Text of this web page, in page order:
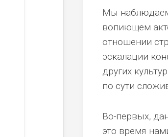
Мы наблюдаем
вопиющем
отношении
эскалации
других
по сути
Во-первых,
это время